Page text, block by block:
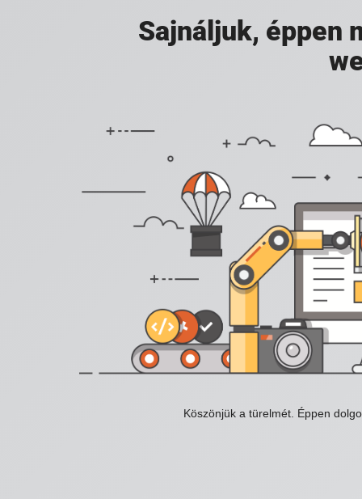
Sajnáljuk, éppen
Köszönjük a türelmét. Éppen